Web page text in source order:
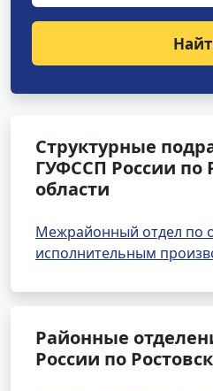
Структурные
ГУФССП России по
области
Межрайонный отдел по
исполнительным
Районные
России по